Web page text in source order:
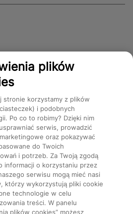
Marki CMS
plików
stronie korzystamy z plików
i podobnych
Po co to robimy? Dzięki nim
serwis, prowadzić
marketingowe oraz pokazywać
do Twoich
i potrzeb. Za Twoją zgodą
informacji o korzystaniu przez
serwisu mogą mieć nasi
którzy wykorzystują pliki cookie
technologie w celu
treści. W panelu
plików cookies” możesz